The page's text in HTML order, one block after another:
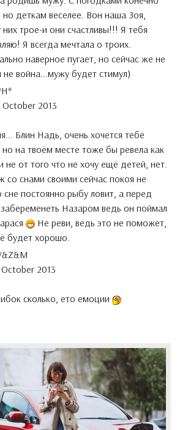
деткам веселее. Вон наша Зоя,
них трое-и они счастливы!!! Я тебя
Я всегда мечтала о троих.
наверное пугает, но сейчас же не
не война...мужу будет стимул)
October 2013
Блин Надь, очень хочется тебе
на твоём месте тоже бы ревела как
не от того что не хочу ещё детей, нет.
снами своими сейчас покоя не
сне постоянно рыбу ловит, а перед
Назаром ведь он поймал
Не реви, ведь это не поможет,
будет хорошо.
October 2013
сколько, ето емоции